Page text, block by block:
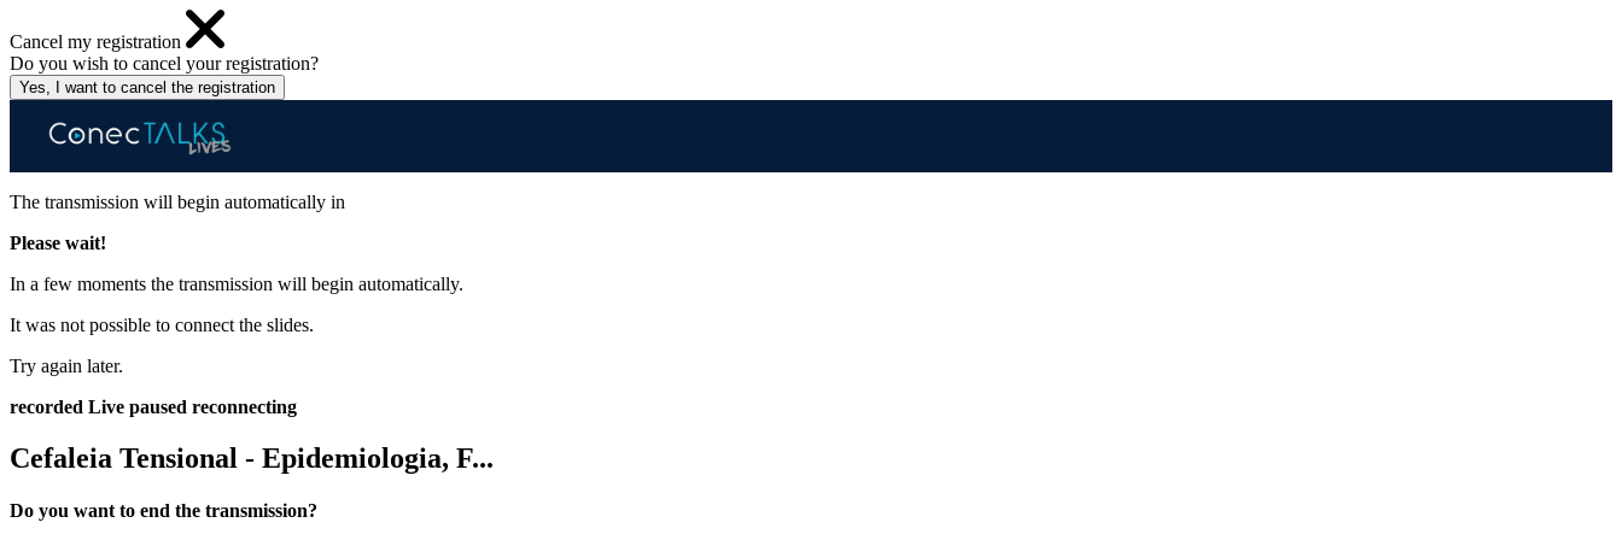
Cancel my registration
Do you wish to cancel your registration?
The transmission will begin automatically in
Please wait!
In a few moments the transmission will begin automatically.
It was not possible to connect the slides.
Try again later.
recorded Live paused reconnecting
Cefaleia Tensional - Epidemiologia, F...
Do you want to end the transmission?